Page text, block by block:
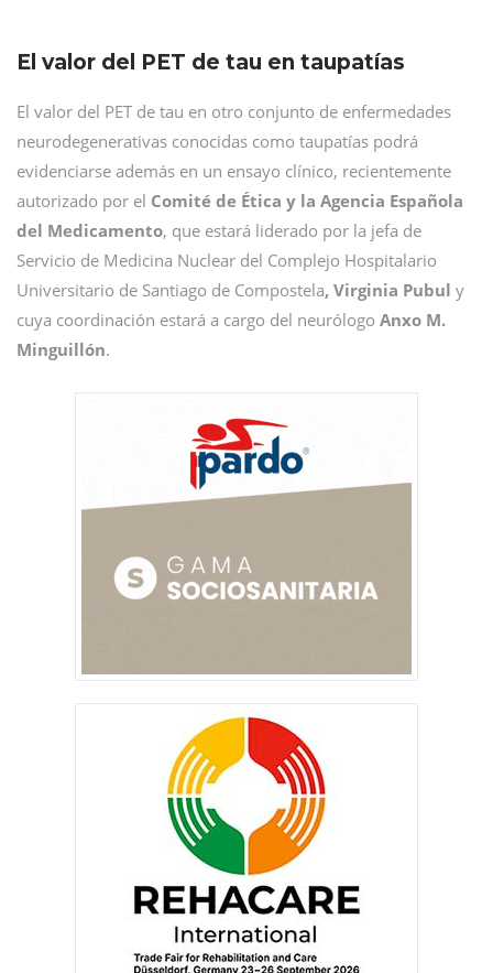
El valor del PET de tau en taupatías
El valor del PET de tau en otro conjunto de enfermedades
neurodegenerativas conocidas como taupatías podrá
evidenciarse además en un ensayo clínico, recientemente
autorizado por el Comité de Ética y la Agencia Española
del Medicamento, que estará liderado por la jefa de
Servicio de Medicina Nuclear del Complejo Hospitalario
Universitario de Santiago de Compostela, Virginia Pubul y
cuya coordinación estará a cargo del neurólogo Anxo M.
Minguillón.